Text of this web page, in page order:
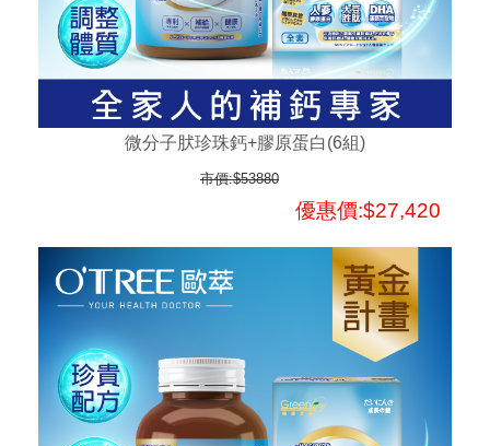
微分子肰珍珠鈣+膠原蛋白(6組)
市價:$53880
優惠價:$27,420